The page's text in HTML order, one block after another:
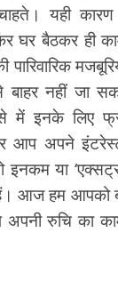
यही
घर बैठकर ही
नहीं जा
में इनके लि‍ए
आप अपने
या
आज हम आपको
रुचि का